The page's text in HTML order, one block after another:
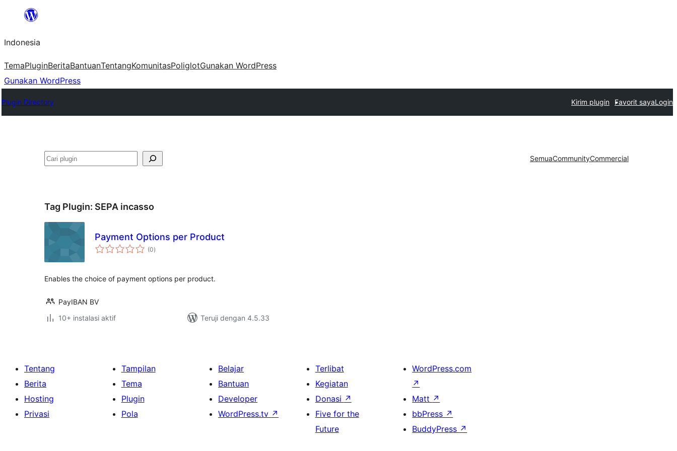
Lewati
konten
Indonesia
TemaPluginBeritaBantuanTentangKomunitasPoliglotGunakan WordPress
Gunakan WordPress
Plugin Directory Kirim plugin Favorit sayaLogin
Cari SemuaCommunityCommercial
Tag Plugin: SEPA incasso
Payment Options per Product
(0total
rating
)
Enables the choice of payment options per product.
PayIBAN BV
10+ instalasi aktif
Teruji dengan 4.5.33
Tentang
Berita
Hosting
Privasi
Tampilan
Tema
Plugin
Pola
Belajar
Bantuan
Developer
WordPress.tv ↗
Terlibat
Kegiatan
Donasi ↗
Five for the
Future
WordPress.com
↗
Matt ↗
bbPress ↗
BuddyPress ↗